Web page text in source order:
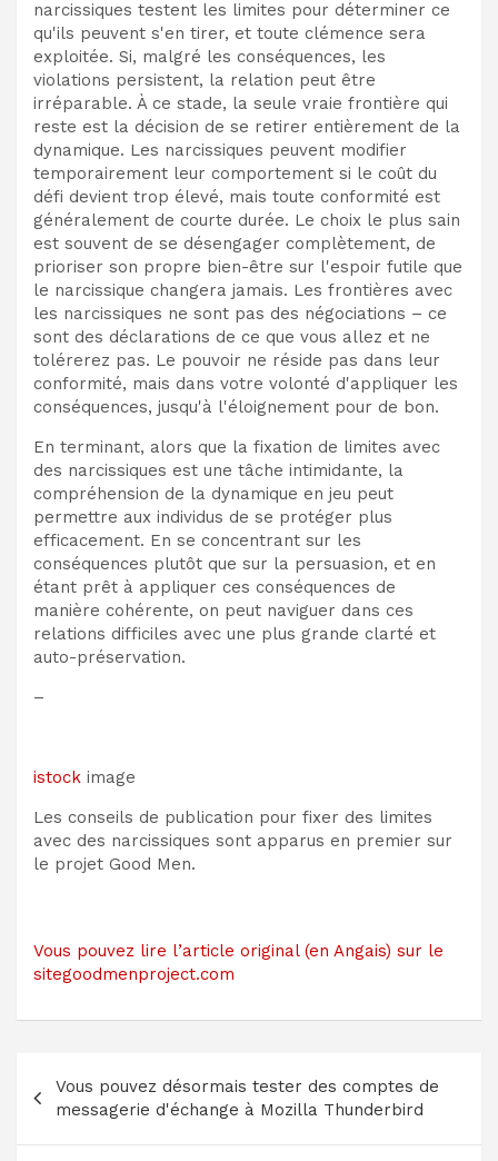
narcissiques testent les limites pour déterminer ce
qu'ils peuvent s'en tirer, et toute clémence sera
exploitée. Si, malgré les conséquences, les
violations persistent, la relation peut être
irréparable. À ce stade, la seule vraie frontière qui
reste est la décision de se retirer entièrement de la
dynamique. Les narcissiques peuvent modifier
temporairement leur comportement si le coût du
défi devient trop élevé, mais toute conformité est
généralement de courte durée. Le choix le plus sain
est souvent de se désengager complètement, de
prioriser son propre bien-être sur l'espoir futile que
le narcissique changera jamais. Les frontières avec
les narcissiques ne sont pas des négociations – ce
sont des déclarations de ce que vous allez et ne
tolérerez pas. Le pouvoir ne réside pas dans leur
conformité, mais dans votre volonté d'appliquer les
conséquences, jusqu'à l'éloignement pour de bon.
En terminant, alors que la fixation de limites avec
des narcissiques est une tâche intimidante, la
compréhension de la dynamique en jeu peut
permettre aux individus de se protéger plus
efficacement. En se concentrant sur les
conséquences plutôt que sur la persuasion, et en
étant prêt à appliquer ces conséquences de
manière cohérente, on peut naviguer dans ces
relations difficiles avec une plus grande clarté et
auto-préservation.
–
istock image
Les conseils de publication pour fixer des limites
avec des narcissiques sont apparus en premier sur
le projet Good Men.
Vous pouvez lire l’article original (en Angais) sur le
sitegoodmenproject.com
de
l’article
Vous pouvez désormais tester des comptes de
messagerie d'échange à Mozilla Thunderbird